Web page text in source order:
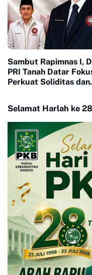
Sambut Rapimnas I,
PRI Tanah Datar
Perkuat Soliditas dan
Selamat Harlah ke